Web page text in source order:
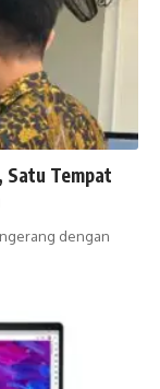
Satu Tempat
dengan